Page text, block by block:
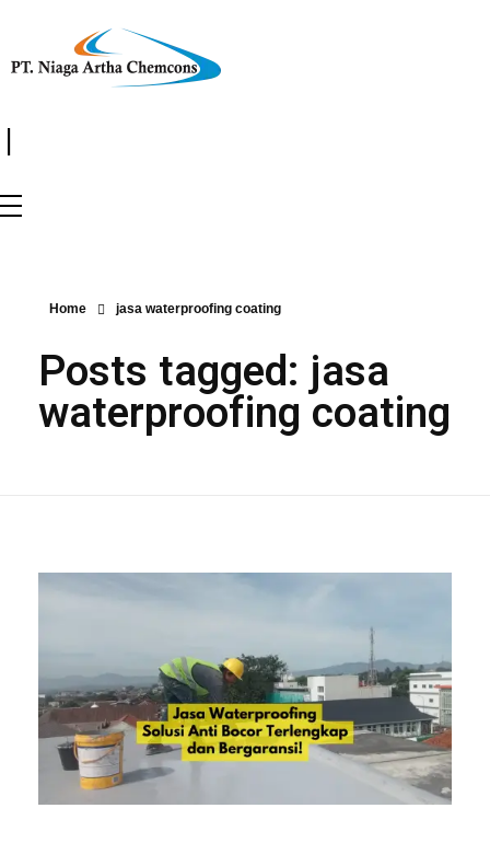
|
Home jasa waterproofing coating
Posts tagged: jasa
waterproofing coating